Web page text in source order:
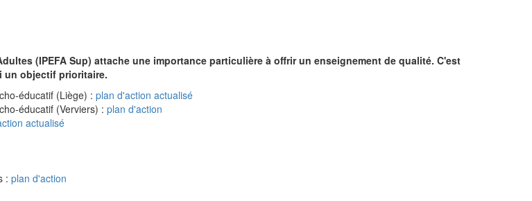
(IPEFA Sup) attache une importance particulière à offrir un enseignement de qualité. C'est
un objectif prioritaire.
éducatif (Liège) : plan d'action actualisé
éducatif (Verviers) : plan d'action
actualisé
: plan d'action